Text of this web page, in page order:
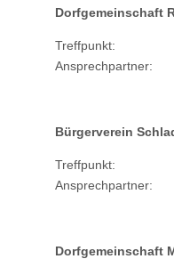
Dorfgemeinschaft
Treffpunkt:
Ansprechpartner:
Bürgerverein
Treffpunkt: Alter
Ansprechpartner:
Dorfgemeinschaft